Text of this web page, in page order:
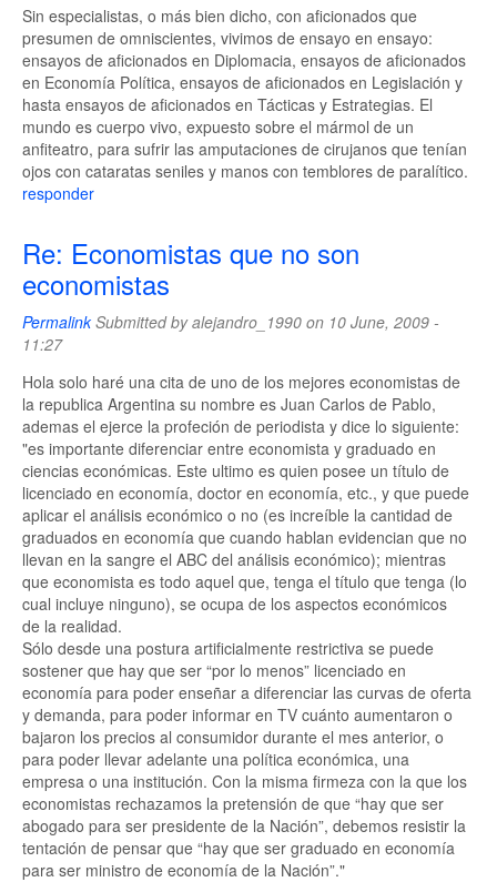
Sin especialistas, o más bien dicho, con aficionados que
presumen de omniscientes, vivimos de ensayo en ensayo:
ensayos de aficionados en Diplomacia, ensayos de aficionados
en Economía Política, ensayos de aficionados en Legislación y
hasta ensayos de aficionados en Tácticas y Estrategias. El
mundo es cuerpo vivo, expuesto sobre el mármol de un
anfiteatro, para sufrir las amputaciones de cirujanos que tenían
ojos con cataratas seniles y manos con temblores de paralítico.
responder
Re: Economistas que no son
economistas
PermalinkSubmitted byalejandro_1990 on 10 June, 2009 -
11:27
Hola solo haré una cita de uno de los mejores economistas de
la republica Argentina su nombre es Juan Carlos de Pablo,
ademas el ejerce la profeción de periodista y dice lo siguiente:
"es importante diferenciar entre economista y graduado en
ciencias económicas. Este ultimo es quien posee un título de
licenciado en economía, doctor en economía, etc., y que puede
aplicar el análisis económico o no (es increíble la cantidad de
graduados en economía que cuando hablan evidencian que no
llevan en la sangre el ABC del análisis económico); mientras
que economista es todo aquel que, tenga el título que tenga (lo
cual incluye ninguno), se ocupa de los aspectos económicos
de la realidad.
Sólo desde una postura artificialmente restrictiva se puede
sostener que hay que ser “por lo menos” licenciado en
economía para poder enseñar a diferenciar las curvas de oferta
y demanda, para poder informar en TV cuánto aumentaron o
bajaron los precios al consumidor durante el mes anterior, o
para poder llevar adelante una política económica, una
empresa o una institución. Con la misma firmeza con la que los
economistas rechazamos la pretensión de que “hay que ser
abogado para ser presidente de la Nación”, debemos resistir la
tentación de pensar que “hay que ser graduado en economía
para ser ministro de economía de la Nación”."